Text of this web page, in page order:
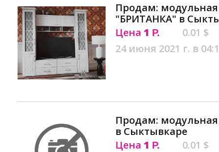
Продам: модульная
"БРИТАНКА" в
Цена 1 Р.
0.01 $
24 июня 2021 г. в
Продам:
в Сыктывкаре
Цена 1 Р.
0.01 $